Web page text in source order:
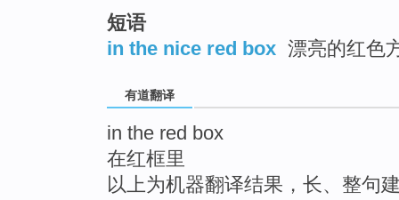
短语
in the nice red box 漂亮的红色
有道翻译
in the red box
在红框里
以上为机器翻译结果，长、整句